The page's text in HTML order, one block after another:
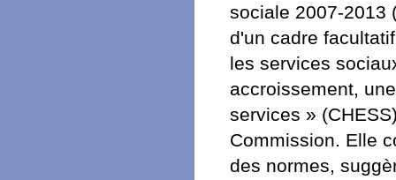
sociale 2007-2013
d'un cadre
les services
accroissement,
services »
Commission. Elle
des normes,